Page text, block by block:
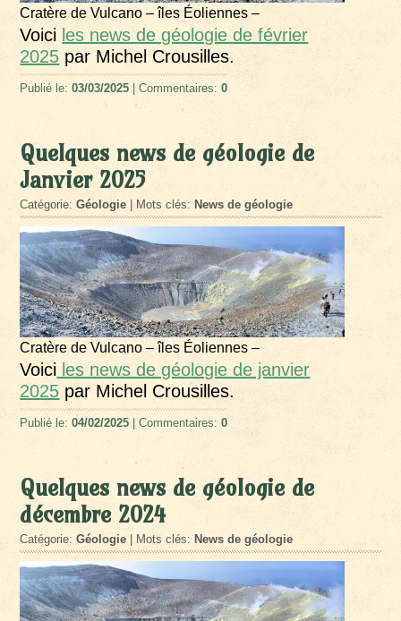
Cratère de Vulcano – îles Éoliennes –
Voici les news de géologie de février
2025 par Michel Crousilles.
Publié le:03/03/2025 | Commentaires:0
Quelques news de géologie de
Janvier 2025
Catégorie:Géologie | Mots clés: News de géologie
Cratère de Vulcano – îles Éoliennes –
Voici les news de géologie de janvier
2025 par Michel Crousilles.
Publié le:04/02/2025 | Commentaires:0
Quelques news de géologie de
décembre 2024
Catégorie:Géologie | Mots clés: News de géologie